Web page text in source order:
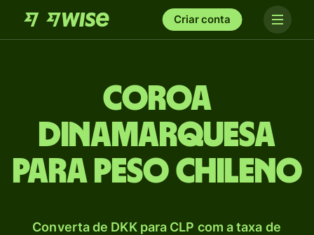
Criar conta
Coroa
dinamarquesa
para Peso chileno
Converta de DKK para CLP com a taxa de